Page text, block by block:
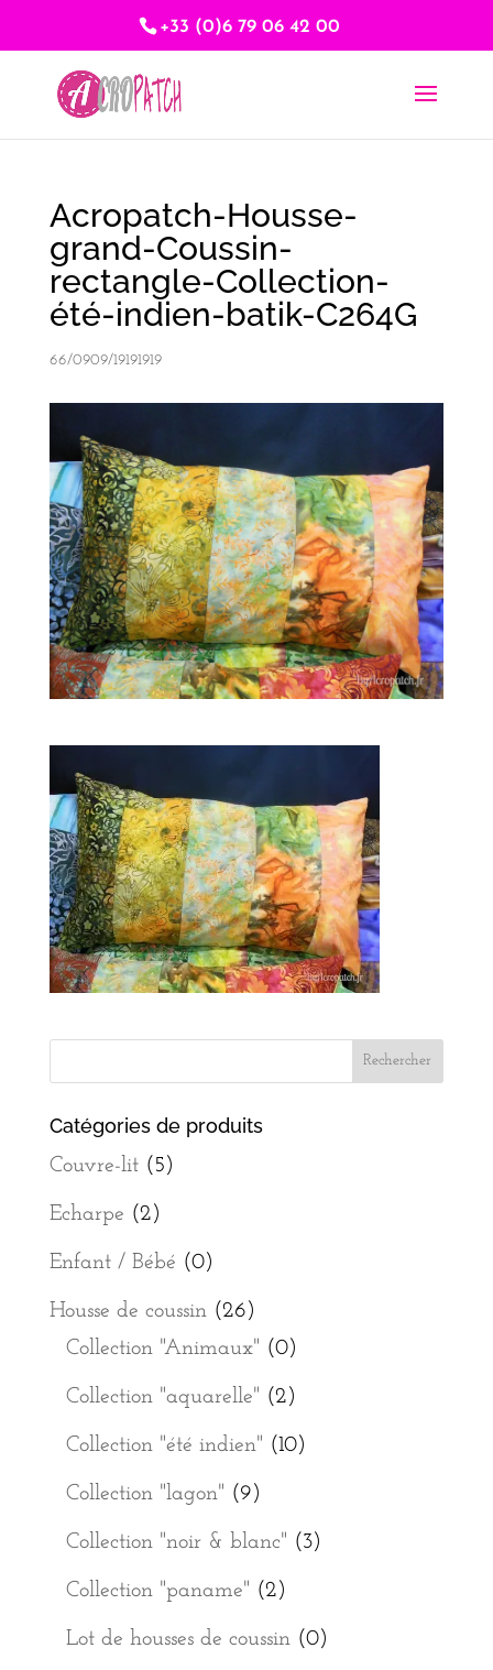
+33 (0)6 79 06 42 00
Acropatch-Housse-
grand-Coussin-
rectangle-Collection-
été-indien-batik-C264G
66/0909/19191919
Catégories de produits
Couvre-lit (5)
Echarpe (2)
Enfant / Bébé (0)
Housse de coussin (26)
Collection "Animaux" (0)
Collection "aquarelle" (2)
Collection "été indien" (10)
Collection "lagon" (9)
Collection "noir & blanc" (3)
Collection "paname" (2)
Lot de housses de coussin (0)